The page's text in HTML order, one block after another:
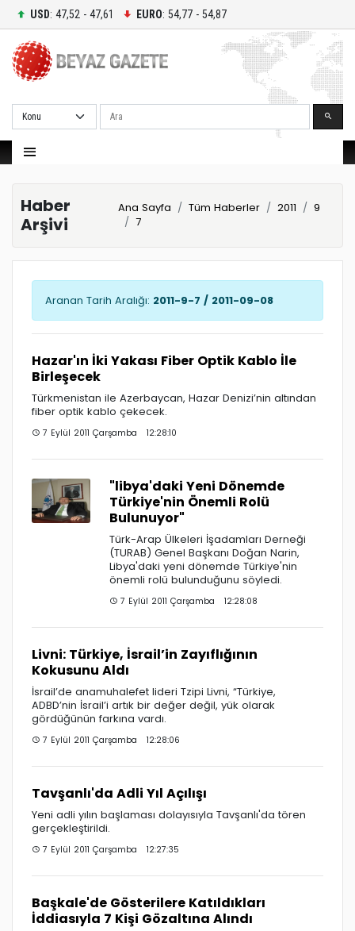
USD: 47,52 - 47,61 EURO: 54,77 - 54,87
Ara
Haber
Arşivi
Ana Sayfa Tüm Haberler 2011
9
7
Aranan Tarih Aralığı: 2011-9-7 / 2011-09-08
Hazar'ın İki Yakası Fiber Optik Kablo İle
Birleşecek
Türkmenistan ile Azerbaycan, Hazar Denizi’nin altından
fiber optik kablo çekecek.
7 Eylül 2011 Çarşamba 12:28:10
"libya'daki Yeni Dönemde
Türkiye'nin Önemli Rolü
Bulunuyor"
Türk-Arap Ülkeleri İşadamları Derneği
(TURAB) Genel Başkanı Doğan Narin,
Libya'daki yeni dönemde Türkiye'nin
önemli rolü bulunduğunu söyledi.
7 Eylül 2011 Çarşamba 12:28:08
Livni: Türkiye, İsrail’in Zayıflığının
Kokusunu Aldı
İsrail’de anamuhalefet lideri Tzipi Livni, “Türkiye,
ADBD’nin İsrail’i artık bir değer değil, yük olarak
gördüğünün farkına vardı.
7 Eylül 2011 Çarşamba 12:28:06
Tavşanlı'da Adli Yıl Açılışı
Yeni adli yılın başlaması dolayısıyla Tavşanlı'da tören
gerçekleştirildi.
7 Eylül 2011 Çarşamba 12:27:35
Başkale'de Gösterilere Katıldıkları
İddiasıyla 7 Kişi Gözaltına Alındı